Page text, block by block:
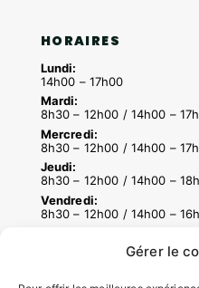
Gérer le
HORAIRES
Lundi:
14h00 – 17h00
Mardi:
8h30 – 12h00 / 14h00 –
Mercredi:
8h30 – 12h00 / 14h00 –
Jeudi:
8h30 – 12h00 / 14h00 –
Vendredi:
8h30 – 12h00 / 14h00 –